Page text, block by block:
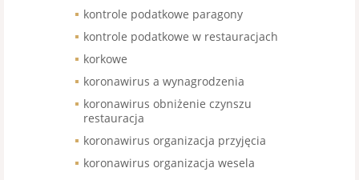
kontrole podatkowe paragony
kontrole podatkowe w restauracjach
korkowe
koronawirus a wynagrodzenia
koronawirus obniżenie czynszu
restauracja
koronawirus organizacja przyjęcia
koronawirus organizacja wesela